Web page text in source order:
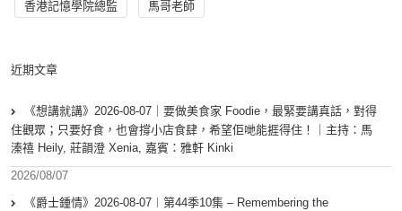
香港記憶學院總監 馬哥老師
近期文章
《想講就講》2026-08-07｜要做美食家 Foodie，最緊要講真話，對得
住觀眾；只要好食，也會撐小店食肆，希望佢哋能捱得住！｜主持：馬
溱禧 Heily, 莊韻澄 Xenia, 嘉賓：雅軒 Kinki
2026/08/07
《爵士鍾情》2026-08-07︱第44季10集 – Remembering the